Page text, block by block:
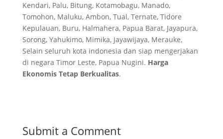
Kendari, Palu, Bitung, Kotamobagu, Manado,
Tomohon, Maluku, Ambon, Tual, Ternate, Tidore
Kepulauan, Buru, Halmahera, Papua Barat, Jayapura,
Sorong, Yahukimo, Mimika, Jayawijaya, Merauke,
Selain seluruh kota indonesia dan siap mengerjakan
di negara Timor Leste, Papua Nugini. Harga
Ekonomis Tetap Berkualitas.
Submit a Comment